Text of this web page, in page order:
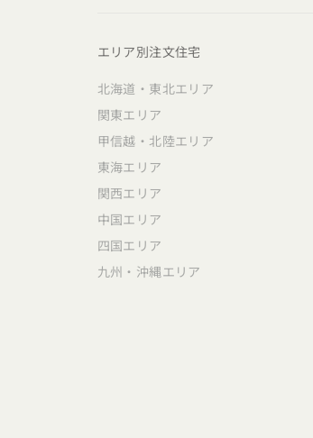
エリア別注文住宅
北海道・東北エリア
関東エリア
甲信越・北陸エリア
東海エリア
関西エリア
中国エリア
四国エリア
九州・沖縄エリア